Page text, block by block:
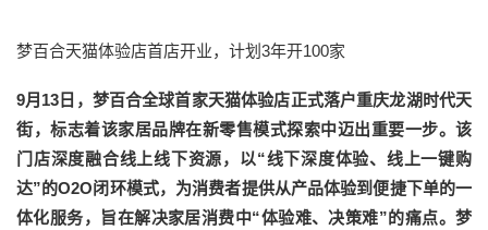
梦百合天猫体验店首店开业，计划3年开100家
9月13日，梦百合全球首家天猫体验店正式落户重庆龙湖时代天
街，标志着该家居品牌在新零售模式探索中迈出重要一步。该
门店深度融合线上线下资源，以“线下深度体验、线上一键购
达”的O2O闭环模式，为消费者提供从产品体验到便捷下单的一
体化服务，旨在解决家居消费中“体验难、决策难”的痛点。梦